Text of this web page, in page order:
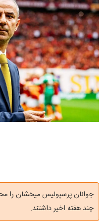
جوانان پرسپولیس میخشان را
چند هفته اخیر داشتند.